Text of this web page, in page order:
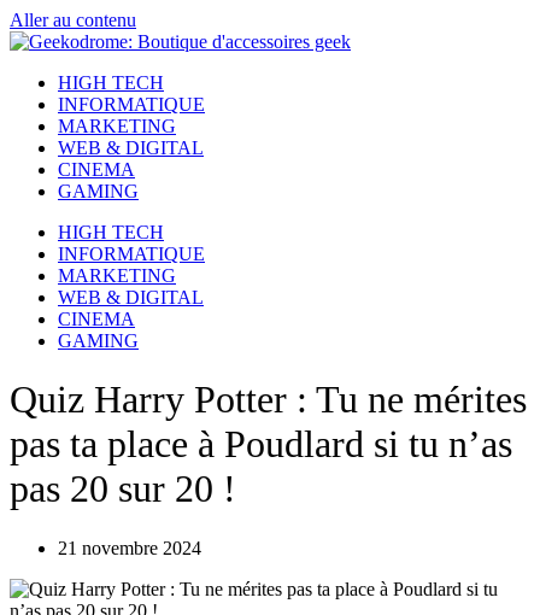
Aller au contenu
HIGH TECH
INFORMATIQUE
MARKETING
WEB & DIGITAL
CINEMA
GAMING
HIGH TECH
INFORMATIQUE
MARKETING
WEB & DIGITAL
CINEMA
GAMING
Quiz Harry Potter : Tu ne mérites
pas ta place à Poudlard si tu n’as
pas 20 sur 20 !
21 novembre 2024